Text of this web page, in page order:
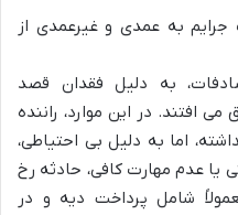
به عمدی و غیرعمدی از
به دلیل فقدان قصد
افتند. در این موارد، راننده
اما به دلیل بی احتیاطی،
یا عدم مهارت کافی، حادثه رخ
شامل پرداخت دیه و در